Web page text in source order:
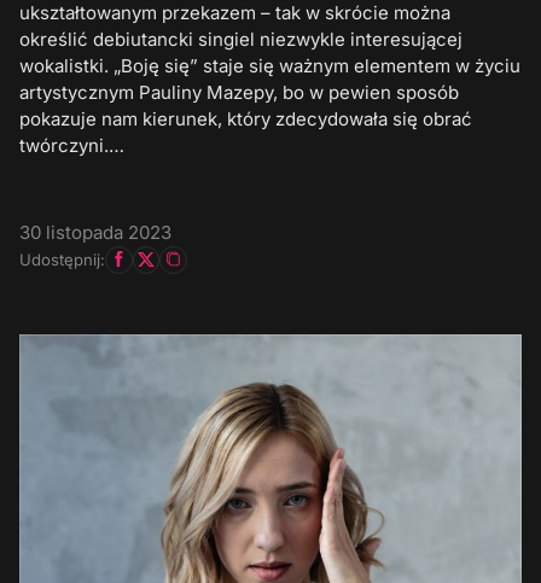
ukształtowanym przekazem – tak w skrócie można
określić debiutancki singiel niezwykle interesującej
wokalistki. „Boję się” staje się ważnym elementem w życiu
artystycznym Pauliny Mazepy, bo w pewien sposób
pokazuje nam kierunek, który zdecydowała się obrać
twórczyni.…
30 listopada 2023
Udostępnij: